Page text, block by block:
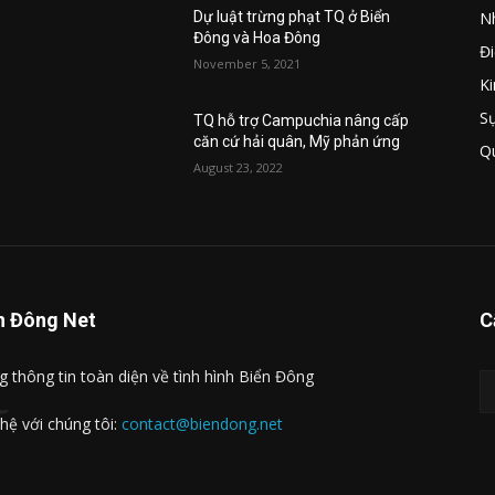
Dự luật trừng phạt TQ ở Biển
Đông và Hoa Đông
November 5, 2021
TQ hỗ trợ Campuchia nâng cấp
căn cứ hải quân, Mỹ phản ứng
August 23, 2022
Đông Net
thông tin toàn diện về tình hình Biển Đông
với chúng tôi: contact@biendong.net